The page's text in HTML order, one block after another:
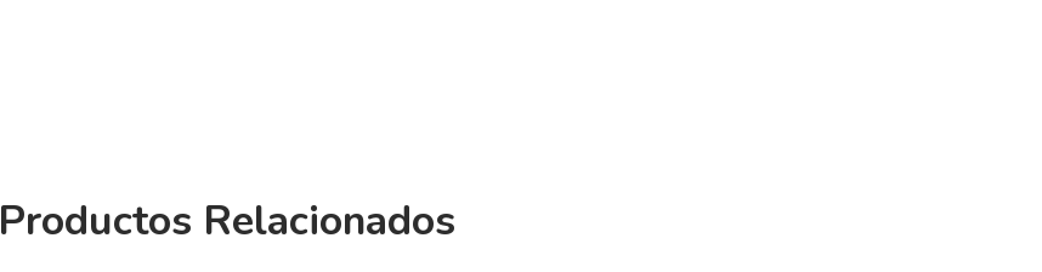
Productos Relacionados